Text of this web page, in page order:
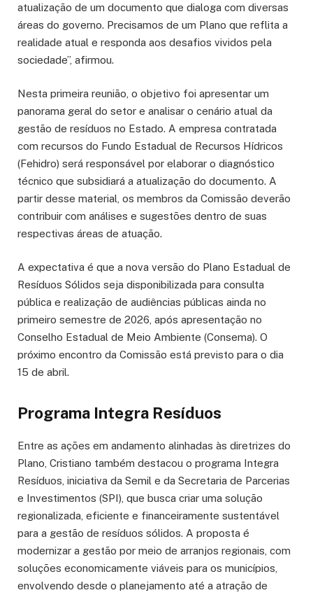
atualização de um documento que dialoga com diversas
áreas do governo. Precisamos de um Plano que reflita a
realidade atual e responda aos desafios vividos pela
sociedade”, afirmou.
Nesta primeira reunião, o objetivo foi apresentar um
panorama geral do setor e analisar o cenário atual da
gestão de resíduos no Estado. A empresa contratada
com recursos do Fundo Estadual de Recursos Hídricos
(Fehidro) será responsável por elaborar o diagnóstico
técnico que subsidiará a atualização do documento. A
partir desse material, os membros da Comissão deverão
contribuir com análises e sugestões dentro de suas
respectivas áreas de atuação.
A expectativa é que a nova versão do Plano Estadual de
Resíduos Sólidos seja disponibilizada para consulta
pública e realização de audiências públicas ainda no
primeiro semestre de 2026, após apresentação no
Conselho Estadual de Meio Ambiente (Consema). O
próximo encontro da Comissão está previsto para o dia
15 de abril.
Programa Integra Resíduos
Entre as ações em andamento alinhadas às diretrizes do
Plano, Cristiano também destacou o programa Integra
Resíduos, iniciativa da Semil e da Secretaria de Parcerias
e Investimentos (SPI), que busca criar uma solução
regionalizada, eficiente e financeiramente sustentável
para a gestão de resíduos sólidos. A proposta é
modernizar a gestão por meio de arranjos regionais, com
soluções economicamente viáveis para os municípios,
envolvendo desde o planejamento até a atração de